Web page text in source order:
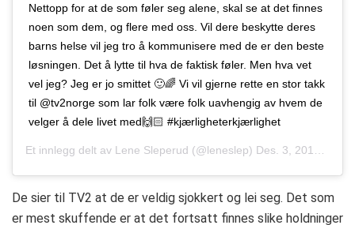
Nettopp for at de som føler seg alene, skal se at det finnes
noen som dem, og flere med oss. Vil dere beskytte deres
barns helse vil jeg tro å kommunisere med de er den beste
løsningen. Det å lytte til hva de faktisk føler. Men hva vet
vel jeg? Jeg er jo smittet 🙂🌈 Vi vil gjerne rette en stor takk
til @tv2norge som lar folk være folk uavhengig av hvem de
velger å dele livet med🙌🏻 #kjærligheterkjærlighet
Et innlegg delt av Lene Sleperud (@leneslep) Des. 3, 2018 kl. 12:43 PST
De sier til TV2 at de er veldig sjokkert og lei seg. Det som
er mest skuffende er at det fortsatt finnes slike holdninger